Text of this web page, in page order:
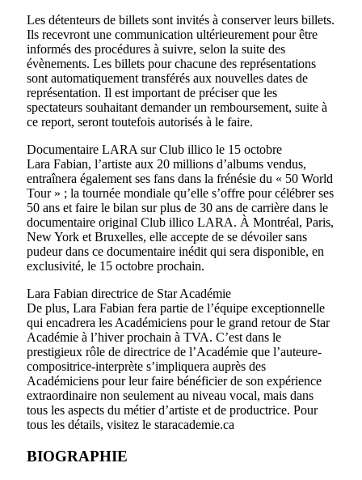
Les détenteurs de billets sont invités à conserver leurs billets.
Ils recevront une communication ultérieurement pour être
informés des procédures à suivre, selon la suite des
évènements. Les billets pour chacune des représentations
sont automatiquement transférés aux nouvelles dates de
représentation. Il est important de préciser que les
spectateurs souhaitant demander un remboursement, suite à
ce report, seront toutefois autorisés à le faire.
Documentaire LARA sur Club illico le 15 octobre
Lara Fabian, l’artiste aux 20 millions d’albums vendus,
entraînera également ses fans dans la frénésie du « 50 World
Tour » ; la tournée mondiale qu’elle s’offre pour célébrer ses
50 ans et faire le bilan sur plus de 30 ans de carrière dans le
documentaire original Club illico LARA. À Montréal, Paris,
New York et Bruxelles, elle accepte de se dévoiler sans
pudeur dans ce documentaire inédit qui sera disponible, en
exclusivité, le 15 octobre prochain.
Lara Fabian directrice de Star Académie
De plus, Lara Fabian fera partie de l’équipe exceptionnelle
qui encadrera les Académiciens pour le grand retour de Star
Académie à l’hiver prochain à TVA. C’est dans le
prestigieux rôle de directrice de l’Académie que l’auteure-
compositrice-interprète s’impliquera auprès des
Académiciens pour leur faire bénéficier de son expérience
extraordinaire non seulement au niveau vocal, mais dans
tous les aspects du métier d’artiste et de productrice. Pour
tous les détails, visitez le staracademie.ca
BIOGRAPHIE